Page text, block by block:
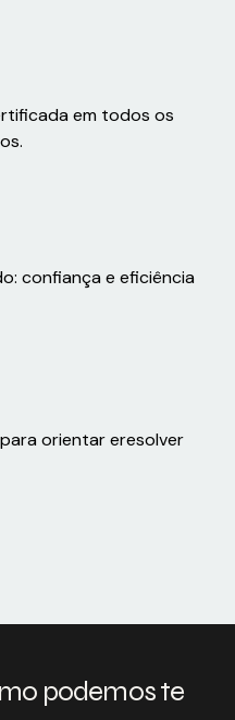
em todos os
confiança e eficiência
orientar eresolver
podemos te